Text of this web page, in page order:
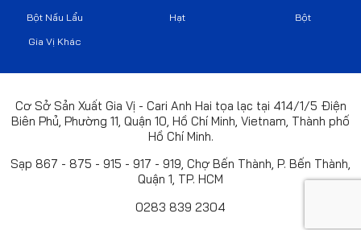
Bột Nấu Lẩu Hạt Bột
Gia Vị Khác
Cơ Sở Sản Xuất Gia Vị - Cari Anh Hai tọa lạc tại 414/1/5 Điện
Biên Phủ, Phường 11, Quận 10, Hồ Chí Minh, Vietnam, Thành phố
Hồ Chí Minh.
Sạp 867 - 875 - 915 - 917 - 919, Chợ Bến Thành, P. Bến Thành,
Quận 1, TP. HCM
0283 839 2304